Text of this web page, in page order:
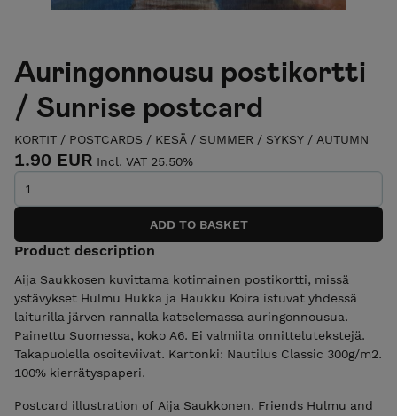
Auringonnousu postikortti
/ Sunrise postcard
KORTIT / POSTCARDS / KESÄ / SUMMER / SYKSY / AUTUMN
1.90 EUR Incl. VAT 25.50%
Product description
Aija Saukkosen kuvittama kotimainen postikortti, missä
ystävykset Hulmu Hukka ja Haukku Koira istuvat yhdessä
laiturilla järven rannalla katselemassa auringonnousua.
Painettu Suomessa, koko A6. Ei valmiita onnittelutekstejä.
Takapuolella osoiteviivat. Kartonki: Nautilus Classic 300g/m2.
100% kierrätyspaperi.
Postcard illustration of Aija Saukkonen. Friends Hulmu and